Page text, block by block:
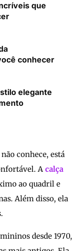
que
conhecer
elegante
conhece, está
A calça
ao quadril e
Além disso, ela
desde 1970,